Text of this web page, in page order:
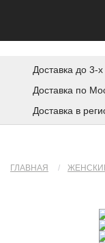
Доставка до 3-
Доставка по
Доставка в
ГЛАВНАЯ /